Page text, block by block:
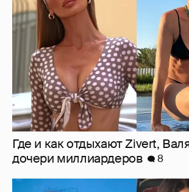
Где и как отдыхают Zivert,
дочери миллиардеров
8